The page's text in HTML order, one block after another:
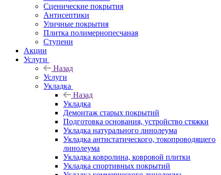
Сценические покрытия
Антисептики
Уличные покрытия
Плитка полимернопесчаная
Ступени
Акции
Услуги
Назад
Услуги
Укладка
Назад
Укладка
Демонтаж старых покрытий
Подготовка основания, устройство стяжки
Укладка натурального линолеума
Укладка антистатического, токопроводящего
линолеума
Укладка ковролина, ковровой плитки
Укладка спортивных покрытий